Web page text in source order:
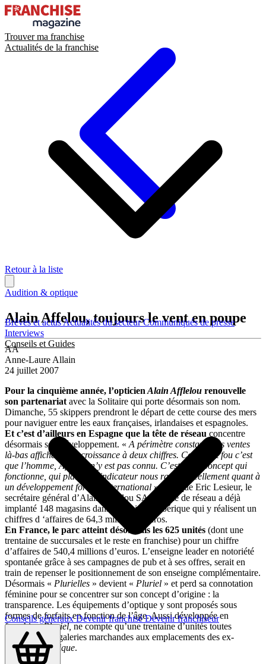
Trouver ma franchise
Actualités de la franchise
Brèves et actusActualités du secteurCommuniqués de presse
Interviews
Conseils et Guides
Conseils générauxDevenir franchiséDevenir franchiseur
Retour à la liste
Audition & optique
Alain Affelou, toujours le vent en poupe
AA
Anne-Laure Allain
24 juillet 2007
Pour la cinquième année, l’opticien Alain Afflelou renouvelle
son partenariat avec la Solitaire qui porte désormais son nom.
Dimanche, 55 skippers prendront le départ de cette course des mers
pour naviguer entre les eaux françaises, irlandaises et espagnoles.
Et c’est d’ailleurs en Espagne que la tête de réseau concentre
désormais son développement. « A périmètre constant, nos ventes
là-bas affichent une croissance à deux chiffres. Ce qui est fou c’est
que l’homme, Afflelou n’y est pas connu. C’est notre concept qui
fonctionne, qui plaît. Cet indicateur nous rassure réellement quant à
un développement fort à l’international » explique Eric Lesieur, le
secrétaire général d’Alain Afflelou SA. La tête de réseau a déjà
implanté 148 magasins dans la péninsule Ibérique qui y réalisent un
chiffres d ‘affaires de 64,3 millions d’euros.
En France, le parc atteint désormais les 625 unités (dont une
trentaine de succursales et le reste en franchise) pour un chiffre
d’affaires de 540,4 millions d’euros. L’enseigne leader en notoriété
spontanée grâce à ses campagnes de pub et à ses offres, serait en
train de repenser le positionnement de son enseigne complémentaire.
Désormais « Plurielles » devient « Pluriel » et perd sa connotation
féminine pour se concentrer sur son concept d’origine : la
transparence. Les équipements d’optique y sont proposés sous
formes de forfaits en fonction de l’âge. Aussi développée en
franchise,Pluriel,ne compte qu’une trentaine d’unités toutes
implantées en galeries marchandes aux emplacements des ex-
Carrefour Optique.
Partager sur :